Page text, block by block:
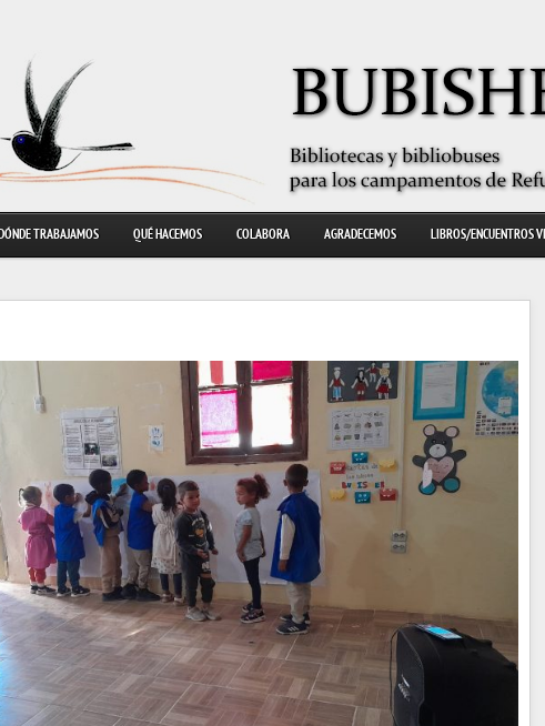
TRABAJAMOS QUÉ HACEMOS COLABORA AGRADECEMOS LIBROS/ENCUENTROS